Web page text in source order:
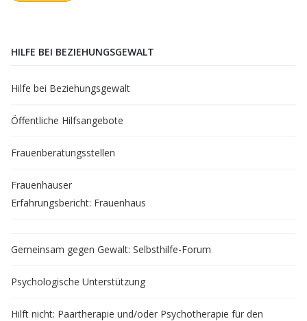
HILFE BEI BEZIEHUNGSGEWALT
Hilfe bei Beziehungsgewalt
Öffentliche Hilfsangebote
Frauenberatungsstellen
Frauenhäuser
Erfahrungsbericht: Frauenhaus
Gemeinsam gegen Gewalt: Selbsthilfe-Forum
Psychologische Unterstützung
Hilft nicht: Paartherapie und/oder Psychotherapie für den